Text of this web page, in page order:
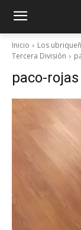
Inicio
Los
Tercera División
paco-rojas